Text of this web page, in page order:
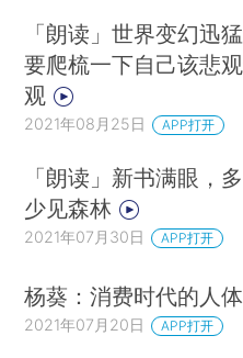
「朗读」世界变幻迅
要爬梳一下自己该悲
观
2021年08月25日 APP打开
「朗读」新书满眼，
少见森林
2021年07月30日 APP打开
杨葵：消费时代的人
2021年07月20日 APP打开